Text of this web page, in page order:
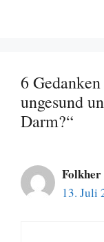
6
ungesund
Darm?“
13. Juli